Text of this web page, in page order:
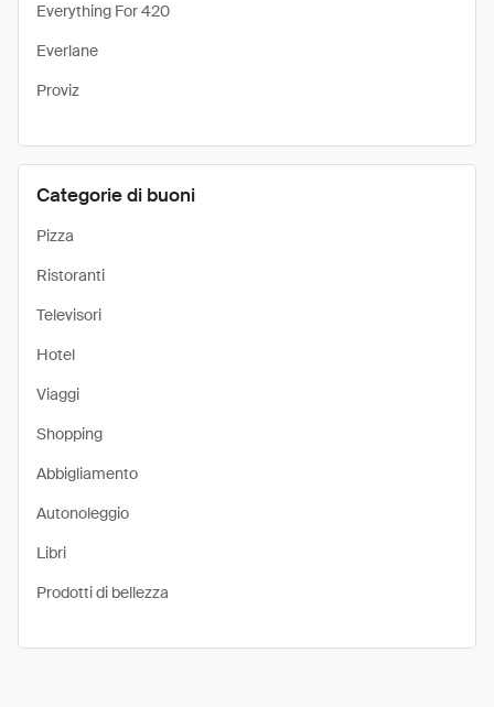
Everything For 420
Everlane
Proviz
Categorie di buoni
Pizza
Ristoranti
Televisori
Hotel
Viaggi
Shopping
Abbigliamento
Autonoleggio
Libri
Prodotti di bellezza